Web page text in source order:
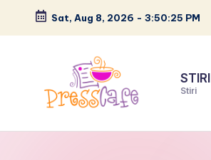
Skip
content
Sat, Aug 8, 2026 - 3:50:26 PM
P
STIRI
Stiri